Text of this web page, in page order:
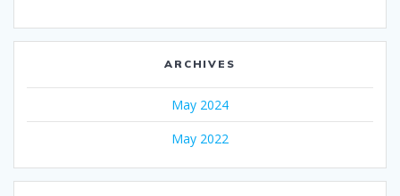
ARCHIVES
May 2024
May 2022